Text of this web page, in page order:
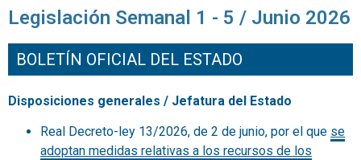
Legislación Semanal 1 - 5 / Junio 2026
BOLETÍN OFICIAL DEL ESTADO
Disposiciones generales / Jefatura del Estado
Real Decreto-ley 13/2026, de 2 de junio, por el que se
adoptan medidas relativas a los recursos de los